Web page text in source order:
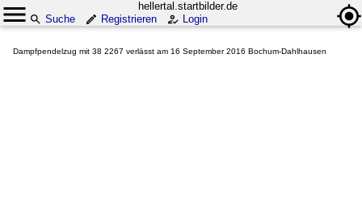
hellertal.startbilder.de
Suche
Registrieren Login
Dampfpendelzug mit 38 2267 verlässt am 16 September 2016 Bochum-Dahlhausen